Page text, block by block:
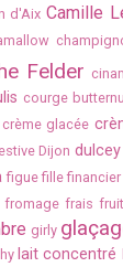
d'Aix Camille
Felder
courge
crème glacée
Dijon dulcey
figue fille financier
fromage frais
girly
lait concentré